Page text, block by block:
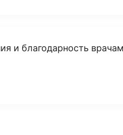
и благодарность